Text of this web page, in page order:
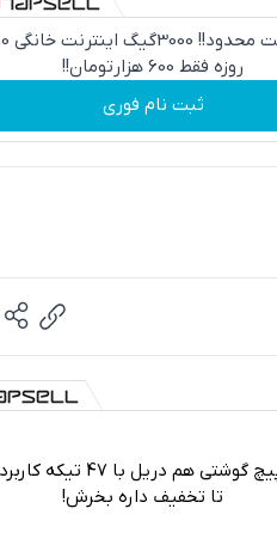
⏳فرصت
روزه فقط 600 هزارتومان!!
ثبت نام فوری
تلگرام
هم پیچ گوشتی هم دریل با 47
تا تخفیف داره بخرش!